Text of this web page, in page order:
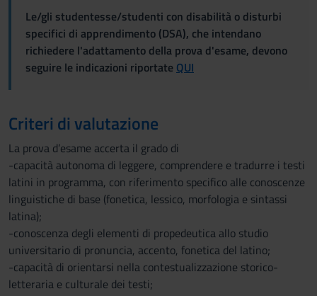
Le/gli studentesse/studenti con disabilità o disturbi
specifici di apprendimento (DSA), che intendano
richiedere l'adattamento della prova d'esame, devono
seguire le indicazioni riportate QUI
Criteri di valutazione
La prova d’esame accerta il grado di
-capacità autonoma di leggere, comprendere e tradurre i testi
latini in programma, con riferimento specifico alle conoscenze
linguistiche di base (fonetica, lessico, morfologia e sintassi
latina);
-conoscenza degli elementi di propedeutica allo studio
universitario di pronuncia, accento, fonetica del latino;
-capacità di orientarsi nella contestualizzazione storico-
letteraria e culturale dei testi;